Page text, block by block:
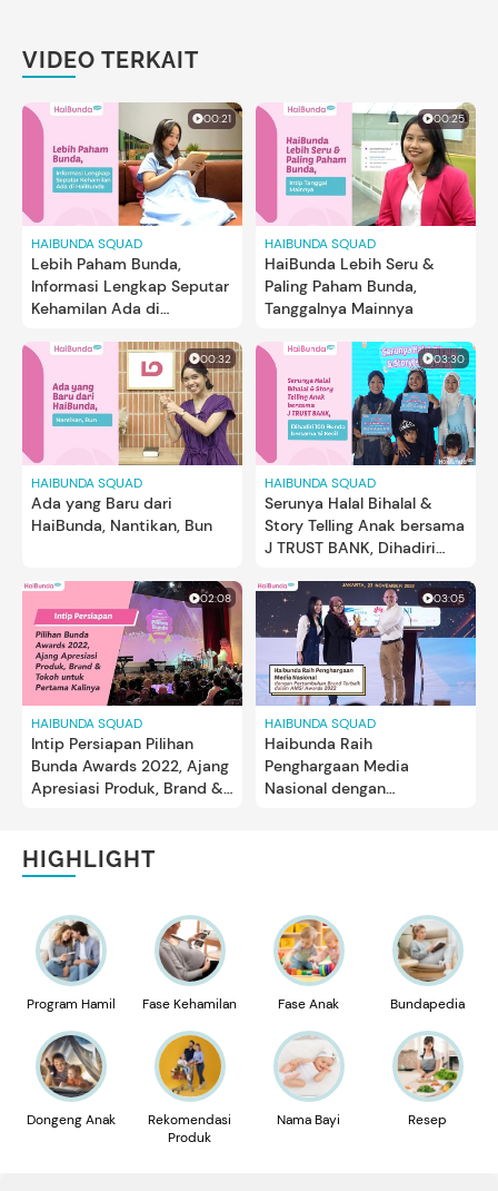
VIDEO TERKAIT
00:21
HAIBUNDA SQUAD
Lebih Paham Bunda,
Informasi Lengkap Seputar
Kehamilan Ada di
00:25
HAIBUNDA SQUAD
HaiBunda Lebih Seru &
Paling Paham Bunda,
Tanggalnya Mainnya
00:32
HAIBUNDA SQUAD
Ada yang Baru dari
HaiBunda, Nantikan, Bun
03:30
HAIBUNDA SQUAD
Serunya Halal Bihalal &
Story Telling Anak bersama
J TRUST BANK, Dihadiri
Kecil
02:08
HAIBUNDA SQUAD
Intip Persiapan Pilihan
Bunda Awards 2022, Ajang
Apresiasi Produk, Brand &
03:05
HAIBUNDA SQUAD
Haibunda Raih
Penghargaan Media
Nasional dengan
HIGHLIGHT
Program Hamil Fase Kehamilan Fase Anak Bundapedia
Dongeng Anak
Rekomendasi
Produk
Nama Bayi Resep